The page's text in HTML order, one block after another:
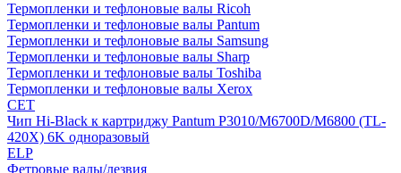
Термопленки и тефлоновые валы Ricoh
Термопленки и тефлоновые валы Pantum
Термопленки и тефлоновые валы Samsung
Термопленки и тефлоновые валы Sharp
Термопленки и тефлоновые валы Toshiba
Термопленки и тефлоновые валы Xerox
CET
Чип Hi-Black к картриджу Pantum P3010/M6700D/M6800 (TL-
420X) 6K одноразовый
ELP
Фетровые валы/лезвия